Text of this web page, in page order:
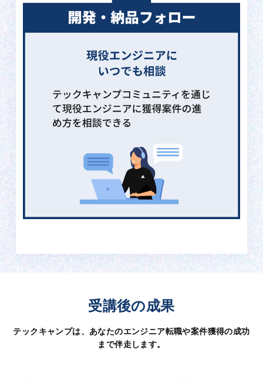
受講後の成果
テックキャンプは、あなたのエンジニア転職や案件獲得の成功
まで伴走します。